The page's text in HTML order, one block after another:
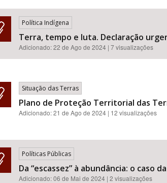
Política Indígena
Terra, tempo e luta. Declaração
Adicionado:22 de Ago de 2024 | 7 visualizações
Situação das Terras
Plano de Proteção Territorial das
Adicionado:21 de Ago de 2024 | 12 visualizações
Políticas Públicas
Da “escassez” à abundância: o caso
Adicionado:06 de Mai de 2024 | 2 visualizações